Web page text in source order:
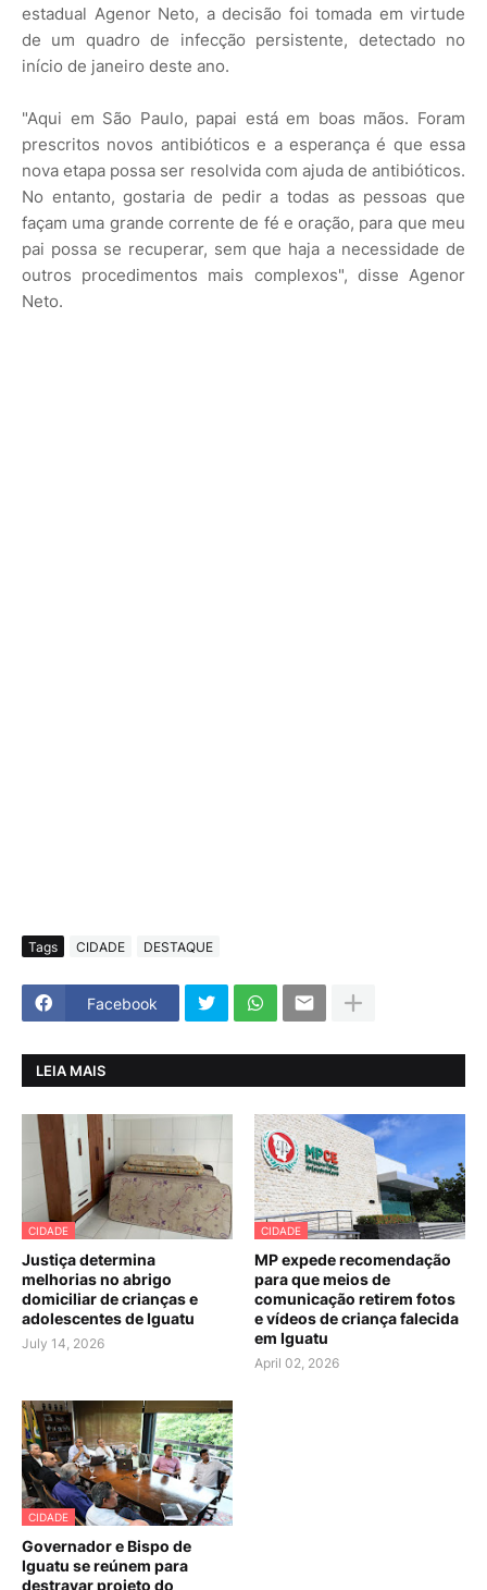
estadual Agenor Neto, a decisão foi tomada em virtude
de um quadro de infecção persistente, detectado no
início de janeiro deste ano.
"Aqui em São Paulo, papai está em boas mãos. Foram
prescritos novos antibióticos e a esperança é que essa
nova etapa possa ser resolvida com ajuda de antibióticos.
No entanto, gostaria de pedir a todas as pessoas que
façam uma grande corrente de fé e oração, para que meu
pai possa se recuperar, sem que haja a necessidade de
outros procedimentos mais complexos", disse Agenor
Neto.
Tags CIDADE DESTAQUE
Facebook
LEIA MAIS
CIDADE
Justiça determina
melhorias no abrigo
domiciliar de crianças e
adolescentes de Iguatu
July 14, 2026
CIDADE
MP expede recomendação
para que meios de
comunicação retirem fotos
e vídeos de criança falecida
em Iguatu
April 02, 2026
CIDADE
Governador e Bispo de
Iguatu se reúnem para
destravar projeto do